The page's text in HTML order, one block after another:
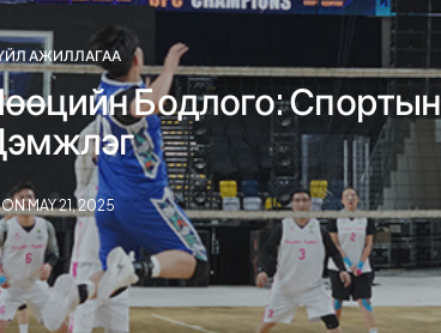
АЖИЛЛАГАА
Бодлого: Спортын
ON MAY 21, 2025